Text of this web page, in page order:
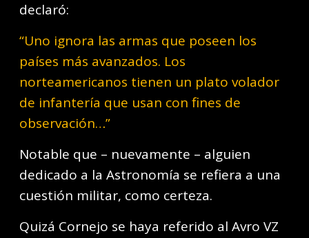
declaró:
“Uno ignora las armas que poseen los
países más avanzados. Los
norteamericanos tienen un plato volador
de infantería que usan con fines de
observación…”
Notable que – nuevamente – alguien
dedicado a la Astronomía se refiera a una
cuestión militar, como certeza.
Quizá Cornejo se haya referido al Avro VZ